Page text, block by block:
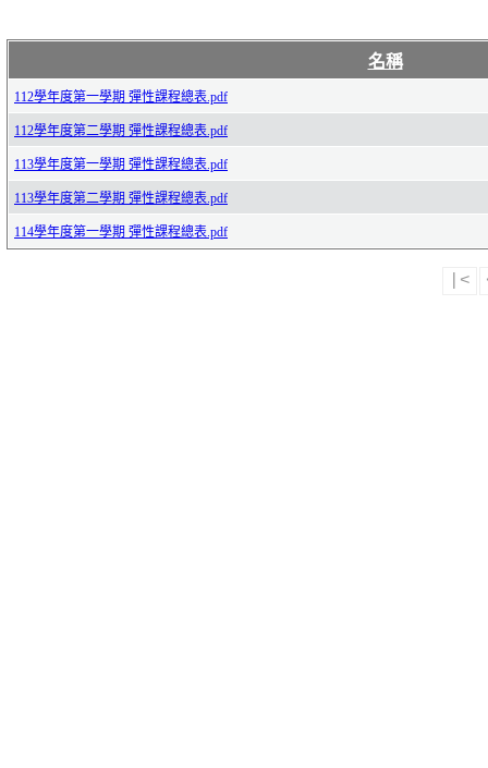
名稱
112學年度第一學期 彈性課程總表.pdf
112學年度第二學期 彈性課程總表.pdf
113學年度第一學期 彈性課程總表.pdf
113學年度第二學期 彈性課程總表.pdf
114學年度第一學期 彈性課程總表.pdf
|<